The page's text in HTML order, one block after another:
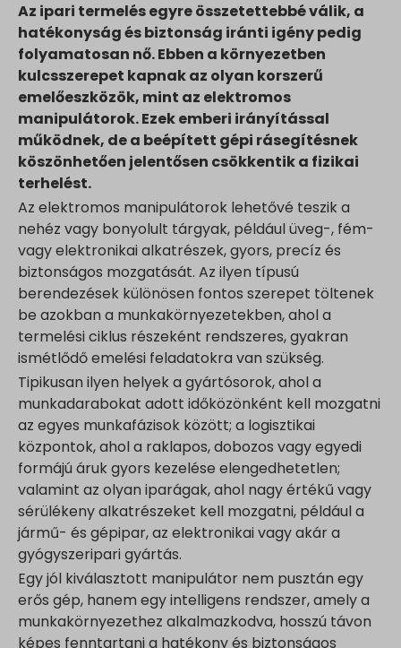
Az ipari termelés egyre összetettebbé válik, a
hatékonyság és biztonság iránti igény pedig
folyamatosan nő. Ebben a környezetben
kulcsszerepet kapnak az olyan korszerű
emelőeszközök, mint az elektromos
manipulátorok. Ezek emberi irányítással
működnek, de a beépített gépi rásegítésnek
köszönhetően jelentősen csökkentik a fizikai
terhelést.
Az elektromos manipulátorok lehetővé teszik a
nehéz vagy bonyolult tárgyak, például üveg-, fém-
vagy elektronikai alkatrészek, gyors, precíz és
biztonságos mozgatását. Az ilyen típusú
berendezések különösen fontos szerepet töltenek
be azokban a munkakörnyezetekben, ahol a
termelési ciklus részeként rendszeres, gyakran
ismétlődő emelési feladatokra van szükség.
Tipikusan ilyen helyek a gyártósorok, ahol a
munkadarabokat adott időközönként kell mozgatni
az egyes munkafázisok között; a logisztikai
központok, ahol a raklapos, dobozos vagy egyedi
formájú áruk gyors kezelése elengedhetetlen;
valamint az olyan iparágak, ahol nagy értékű vagy
sérülékeny alkatrészeket kell mozgatni, például a
jármű- és gépipar, az elektronikai vagy akár a
gyógyszeripari gyártás.
Egy jól kiválasztott manipulátor nem pusztán egy
erős gép, hanem egy intelligens rendszer, amely a
munkakörnyezethez alkalmazkodva, hosszú távon
képes fenntartani a hatékony és biztonságos